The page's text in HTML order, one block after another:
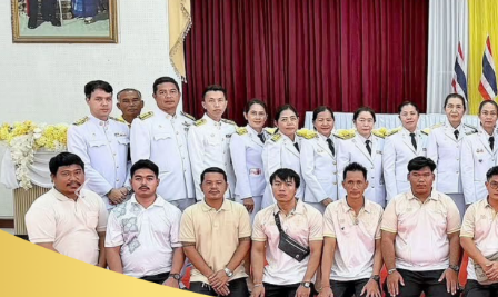
ที่
โครงสร้าง
องค์กร
ข้อมูล
Previous